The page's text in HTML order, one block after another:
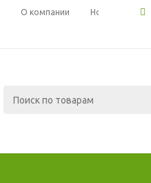
О компании Новости